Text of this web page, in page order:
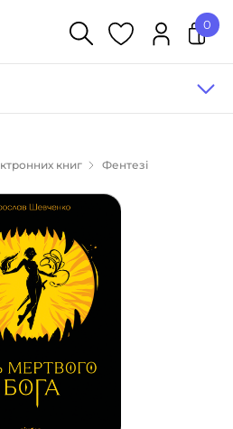
(1015)
посібники (527)
словники (55)
(1)
0
книг Фентезі